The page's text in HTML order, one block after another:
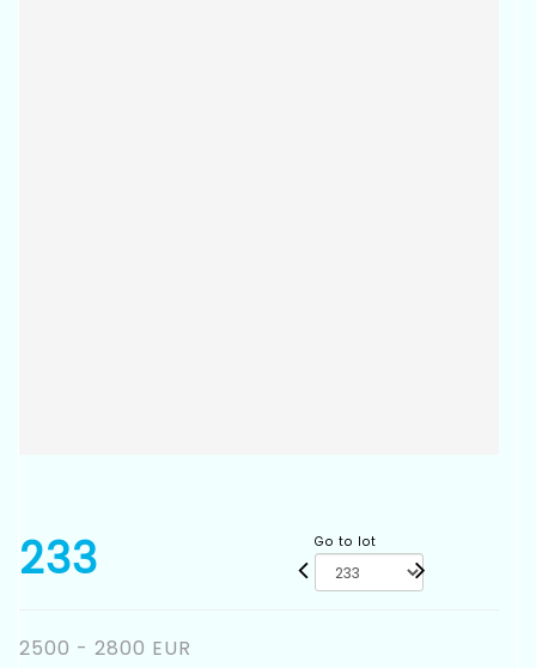
233 Go to lot
2500 - 2800 EUR